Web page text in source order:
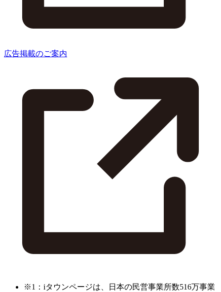
広告掲載のご案内
※1：iタウンページは、日本の民営事業所数516万事業